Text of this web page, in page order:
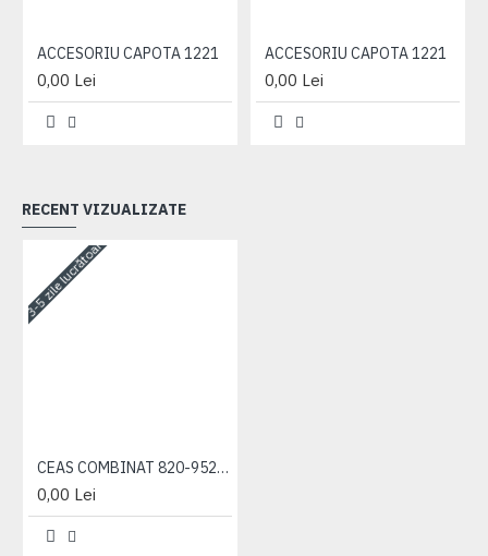
ACCESORIU CAPOTA 1221
0,00 Lei
ACCESORIU CAPOTA 1221
0,00 Lei
RECENT VIZUALIZATE
3-5 zile lucrătoare
CEAS COMBINAT 820-952 KD 8071-3
0,00 Lei